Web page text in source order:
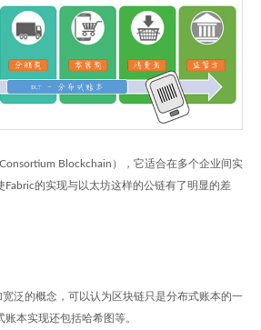
Blockchain），它适合在多个企业间实
Fabric的实现与以太坊这样的公链有了明显的差
泛的概念，可以认为区块链只是分布式账本的一
本实现还包括哈希图等。